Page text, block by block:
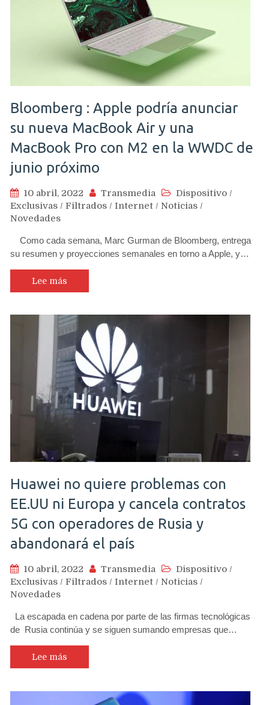
Bloomberg : Apple podría anunciar
su nueva MacBook Air y una
MacBook Pro con M2 en la WWDC de
junio próximo
10 abril, 2022 Transmedia Dispositivo /
Exclusivas / Filtrados / Internet / Noticias /
Novedades
Como cada semana, Marc Gurman de Bloomberg, entrega
su resumen y proyecciones semanales en torno a Apple, y…
Lee más
Huawei no quiere problemas con
EE.UU ni Europa y cancela contratos
5G con operadores de Rusia y
abandonará el país
10 abril, 2022 Transmedia Dispositivo /
Exclusivas / Filtrados / Internet / Noticias /
Novedades
La escapada en cadena por parte de las firmas tecnológicas
de Rusia continúa y se siguen sumando empresas que…
Lee más